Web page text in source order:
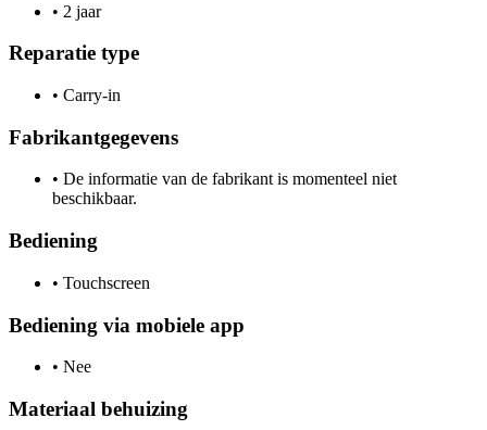
• 2 jaar
Reparatie type
• Carry-in
Fabrikantgegevens
• De informatie van de fabrikant is momenteel niet
beschikbaar.
Bediening
• Touchscreen
Bediening via mobiele app
• Nee
Materiaal behuizing